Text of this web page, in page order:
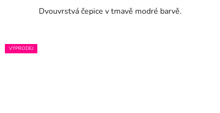
Dvouvrstvá čepice v tmavě modré barvě.
VÝPRODEJ